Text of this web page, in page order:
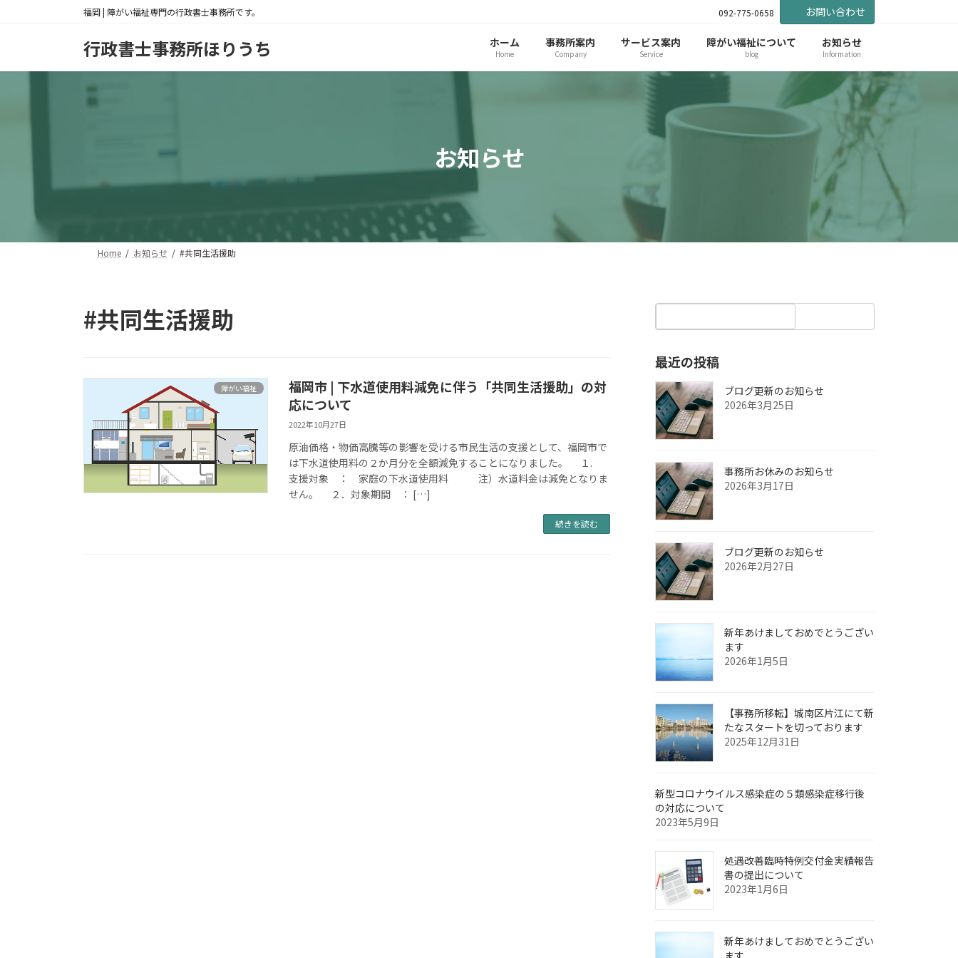
ツ
シ
福岡 | 障がい福祉専門の行政書士事務所です。 092-775-0658 お問い合わせ
行政書士事務所ほりうち ホーム
Home
事務所案内
Company
サービス案内
Service
障がい福祉について
blog
お知らせ
Information
お知らせ
Home お知らせ #共同生活援助
#共同生活援助
障がい福祉
福岡市 | 下水道使用料減免に伴う「共同生活援助」の対
応について
2022年10月27日
原油価格・物価高騰等の影響を受ける市民生活の支援として、福岡市で
は下水道使用料の２か月分を全額減免することになりました。 １.
支援対象 ： 家庭の下水道使用料 注）水道料金は減免となりま
せん。 ２．対象期間 ： […]
続きを読む
最近の投稿
ブログ更新のお知らせ
2026年3月25日
事務所お休みのお知らせ
2026年3月17日
ブログ更新のお知らせ
2026年2月27日
新年あけましておめでとうござい
ます
2026年1月5日
【事務所移転】城南区片江にて新
たなスタートを切っております
2025年12月31日
新型コロナウイルス感染症の５類感染症移行後
の対応について
2023年5月9日
処遇改善臨時特例交付金実績報告
書の提出について
2023年1月6日
新年あけましておめでとうござい
ます